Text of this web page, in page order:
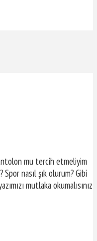
mu tercih etmeliyim
nasıl şık olurum? Gibi
mutlaka okumalısınız